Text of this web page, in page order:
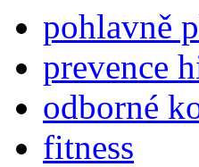
pohlavně
prevence
odborné
fitness